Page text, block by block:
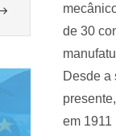
de 30
Desde a
em 1911